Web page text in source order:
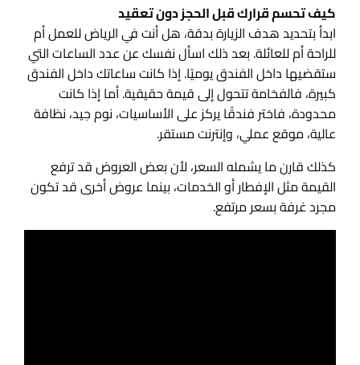
كيف تحسم قرارك قبل الحجز دون تعقيد
ابدأ بتحديد هدف الزيارة بدقة، هل أنت في الرياض للعمل أم
للراحة أم للعائلة. بعد ذلك اسأل نفسك عن عدد الساعات التي
ستقضيها داخل الفندق يوميًا. إذا كانت ساعاتك داخل الفندق
كبيرة، فالفخامة تتحول إلى قيمة حقيقية. أما إذا كانت
محدودة، فاختر فندقًا يركز على الأساسيات، نوم جيد، نظافة
عالية، موقع عملي، وإنترنت مستقر.
كذلك قارن ما يشمله السعر، لأن بعض العروض قد ترفع
القيمة مثل الإفطار أو الخدمات، بينما عروض أخرى قد تكون
مجرد غرفة بسعر مرتفع.